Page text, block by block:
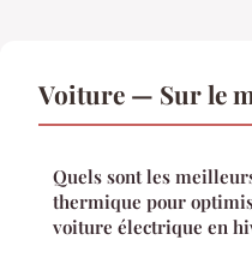
Voiture — Sur le
Quels sont les
thermique pour
voiture électrique en